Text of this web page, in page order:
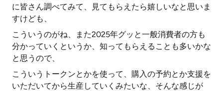
に皆さん調べてみて、見てもらえたら嬉しいなと思いま
すけども、
こういうのがね、また2025年グッと一般消費者の方も
分かっていくというか、知ってもらえることも多いかな
と思うので、
こういうトークンとかを使って、購入の予約とか支援を
いただいてから生産していくみたいな、そんな感じが